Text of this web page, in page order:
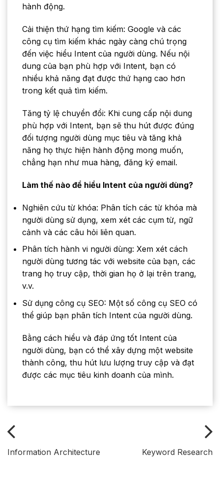
hành động.
Cải thiện thứ hạng tìm kiếm: Google và các
công cụ tìm kiếm khác ngày càng chú trọng
đến việc hiểu Intent của người dùng. Nếu nội
dung của bạn phù hợp với Intent, bạn có
nhiều khả năng đạt được thứ hạng cao hơn
trong kết quả tìm kiếm.
Tăng tỷ lệ chuyển đổi: Khi cung cấp nội dung
phù hợp với Intent, bạn sẽ thu hút được đúng
đối tượng người dùng mục tiêu và tăng khả
năng họ thực hiện hành động mong muốn,
chẳng hạn như mua hàng, đăng ký email.
Làm thế nào để hiểu Intent của người dùng?
Nghiên cứu từ khóa: Phân tích các từ khóa mà
người dùng sử dụng, xem xét các cụm từ, ngữ
cảnh và các câu hỏi liên quan.
Phân tích hành vi người dùng: Xem xét cách
người dùng tương tác với website của bạn, các
trang họ truy cập, thời gian họ ở lại trên trang,
v.v.
Sử dụng công cụ SEO: Một số công cụ SEO có
thể giúp bạn phân tích Intent của người dùng.
Bằng cách hiểu và đáp ứng tốt Intent của
người dùng, bạn có thể xây dựng một website
thành công, thu hút lưu lượng truy cập và đạt
được các mục tiêu kinh doanh của mình.
Information Architecture Keyword Research